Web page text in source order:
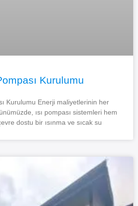
Kurulumu
Kurulumu Enerji maliyetlerinin her
ısı pompası sistemleri hem
dostu bir ısınma ve sıcak su